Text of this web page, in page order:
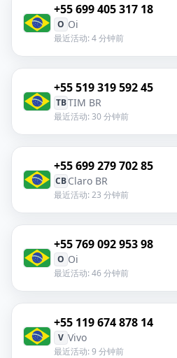
+55 699 405 317 18
O Oi
最近活动: 4 分钟前
+55 519 319 592 45
TBTIM BR
最近活动: 30 分钟前
+55 699 279 702 85
CBClaro BR
最近活动: 23 分钟前
+55 769 092 953 98
O Oi
最近活动: 46 分钟前
+55 119 674 878 14
V Vivo
最近活动: 9 分钟前